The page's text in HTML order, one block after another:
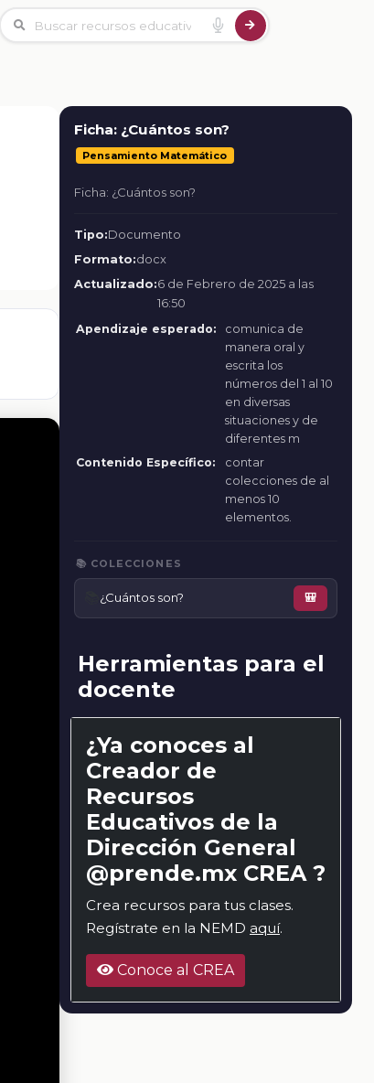
Ficha: ¿Cuántos son?
Pensamiento Matemático
Ficha: ¿Cuántos son?
Tipo:Documento
Formato:docx
Actualizado:6 de Febrero de 2025 a las
16:50
Apendizaje esperado:
comunica de
manera oral y
escrita los
números del 1 al 10
en diversas
situaciones y de
diferentes m
Contenido Específico:
contar
colecciones de al
menos 10
elementos.
📚 COLECCIONES
¿Cuántos son? 🎒
Herramientas para el
docente
¿Ya conoces al
Creador de
Recursos
Educativos de la
Dirección General
@prende.mx CREA ?
Crea recursos para tus clases.
Regístrate en la NEMD aquí.
Conoce al CREA